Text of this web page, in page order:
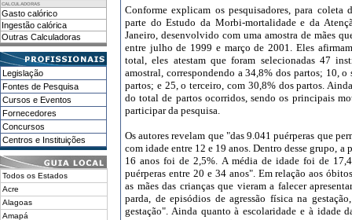
CALCULADORAS
Gasto calórico
Ingestão calórica
Outras Calculadoras
Legislação
Fontes de Pesquisa
Cursos e Eventos
Fornecedores
Concursos
Centros e Instituições
Todos os Estados
Acre
Alagoas
Amapá
Conforme explicam os pesquisadores, para
parte do Estudo da Morbi-mortalidade e da
Janeiro, desenvolvido com uma amostra de mães
entre julho de 1999 e março de 2001. Eles
total, eles atestam que foram selecionadas 47
amostral, correspondendo a 34,8% dos partos; 10,
partos; e 25, o terceiro, com 30,8% dos partos.
do total de partos ocorridos, sendo os principais
participar da pesquisa.
Os autores revelam que "das 9.041 puérperas que
com idade entre 12 e 19 anos. Dentro desse grupo,
16 anos foi de 2,5%. A média de idade foi de
puérperas entre 20 e 34 anos". Em relação aos
as mães das crianças que vieram a falecer
parda, de episódios de agressão física na
gestação". Ainda quanto à escolaridade e à idade